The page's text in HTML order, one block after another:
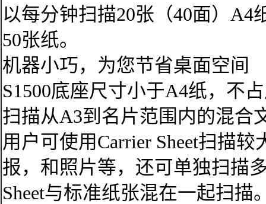
以每分钟扫描20张（40面）A4
50张纸。
机器小巧，为您节省桌面空间
S1500底座尺寸小于A4纸，不
扫描从A3到名片范围内的混合
用户可使用Carrier Sheet扫描
报，和照片等，还可单独扫描
Sheet与标准纸张混在一起扫描